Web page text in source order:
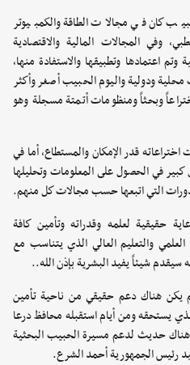
كان في مجالات الطاقة والكمبيوتر
وفي المجالات المالية والاقتصادية
اعتمادها وتطبيقها والاستفادة منها،
ودولية واليوم الحبيب أصغر وأكثر
في العالم قدم اختراعات ب55 اختراعاً وبحثاً ومنظومات أتمتة مسجلة وهو
قدر الإمكان والمستطاع، أما في
في الحصول على المعلومات وتحليلها
التي اتبعها حسب مجالات كل منهم.
حقيقية لعلمه وقدراته وتأمين كافة
العلمي والتعليم العالي الذي يتناسب مع
سيقدم شيئاً يفيد البشرية بإذن الله..
يكن هناك دعم حقيقي من ناحية تأمين
يستحقه ومن أيام استقبله محافظ درعا
حديث لدعم مسيرة الحبيب البحثية
رئيس الجمهورية أحمد الشرع.